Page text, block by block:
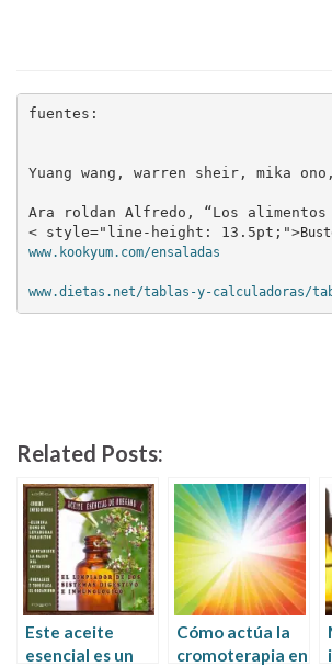
fuentes:
Yuang wang, warren sheir, mika
Ara roldan Alfredo, “Los
< style="line-height: 13.5pt;">
www.kookyum.com/ensaladas
www.dietas.net/tablas-y-calculadoras/
Related Posts:
Este aceite
esencial es un
Cómo actúa la
cromoterapia en